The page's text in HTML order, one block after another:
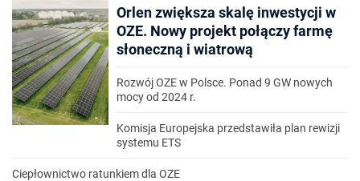
Orlen zwiększa skalę inwestycji w
OZE. Nowy projekt połączy farmę
słoneczną i wiatrową
Rozwój OZE w Polsce. Ponad 9 GW nowych
mocy od 2024 r.
Komisja Europejska przedstawiła plan rewizji
systemu ETS
Ciepłownictwo ratunkiem dla OZE